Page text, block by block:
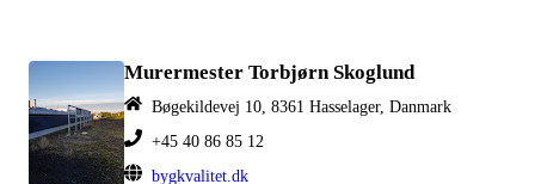
Murermester Torbjørn Skoglund
Bøgekildevej 10, 8361 Hasselager, Danmark
+45 40 86 85 12
bygkvalitet.dk